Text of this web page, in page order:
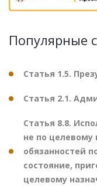
Популярные
Статья 1.5.
Статья 2.1.
Статья 8.8.
не по целевому
обязанностей
состояние,
целевому